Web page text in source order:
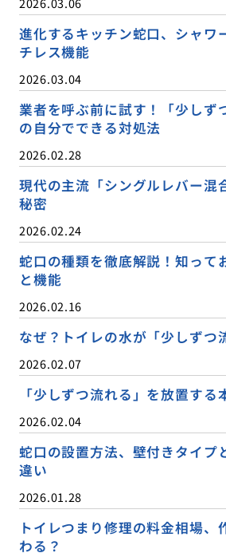
進化するキッチン蛇口、シャワ
チレス機能
2026.03.04
業者を呼ぶ前に試す！「少しず
の自分でできる対処法
2026.02.28
現代の主流「シングルレバー混
秘密
2026.02.24
蛇口の種類を徹底解説！知って
と機能
2026.02.16
なぜ？トイレの水が「少しずつ
2026.02.07
「少しずつ流れる」を放置する
2026.02.04
蛇口の設置方法、壁付きタイプ
違い
2026.01.28
トイレつまり修理の料金相場、
わる？